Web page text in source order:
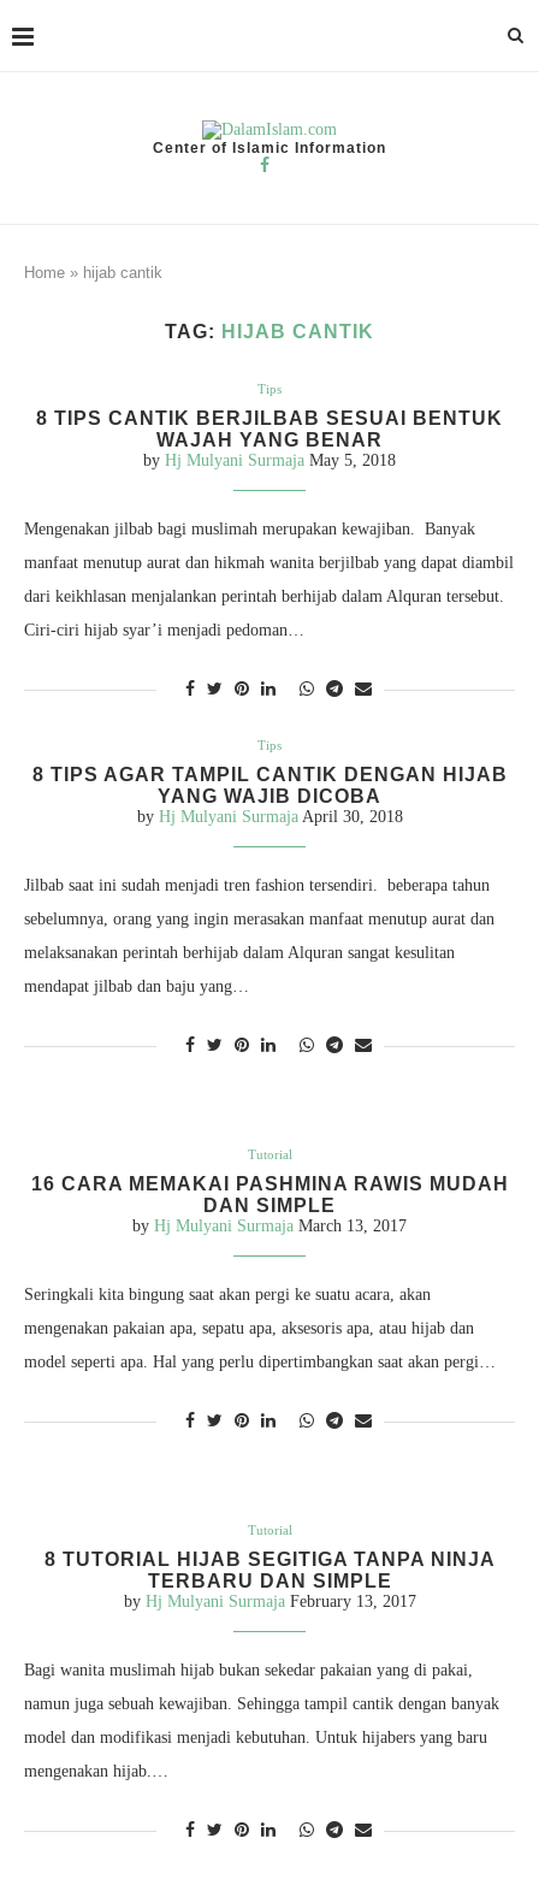
Center of Islamic Information
Home » hijab cantik
TAG: HIJAB CANTIK
Tips
8 TIPS CANTIK BERJILBAB SESUAI BENTUK
WAJAH YANG BENAR
by Hj Mulyani Surmaja May 5, 2018
Mengenakan jilbab bagi muslimah merupakan kewajiban. Banyak
manfaat menutup aurat dan hikmah wanita berjilbab yang dapat diambil
dari keikhlasan menjalankan perintah berhijab dalam Alquran tersebut.
Ciri-ciri hijab syar’i menjadi pedoman…
Tips
8 TIPS AGAR TAMPIL CANTIK DENGAN HIJAB
YANG WAJIB DICOBA
by Hj Mulyani Surmaja April 30, 2018
Jilbab saat ini sudah menjadi tren fashion tersendiri. beberapa tahun
sebelumnya, orang yang ingin merasakan manfaat menutup aurat dan
melaksanakan perintah berhijab dalam Alquran sangat kesulitan
mendapat jilbab dan baju yang…
Tutorial
16 CARA MEMAKAI PASHMINA RAWIS MUDAH
DAN SIMPLE
by Hj Mulyani Surmaja March 13, 2017
Seringkali kita bingung saat akan pergi ke suatu acara, akan
mengenakan pakaian apa, sepatu apa, aksesoris apa, atau hijab dan
model seperti apa. Hal yang perlu dipertimbangkan saat akan pergi…
Tutorial
8 TUTORIAL HIJAB SEGITIGA TANPA NINJA
TERBARU DAN SIMPLE
by Hj Mulyani Surmaja February 13, 2017
Bagi wanita muslimah hijab bukan sekedar pakaian yang di pakai,
namun juga sebuah kewajiban. Sehingga tampil cantik dengan banyak
model dan modifikasi menjadi kebutuhan. Untuk hijabers yang baru
mengenakan hijab.…